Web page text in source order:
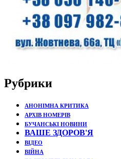
Рубрики
АНОНІМНА КРИТИКА
АРХІВ НОМЕРІВ
БУЧАНСЬКІ НОВИНИ
ВАШЕ ЗДОРОВ'Я
ВІДЕО
ВІЙНА